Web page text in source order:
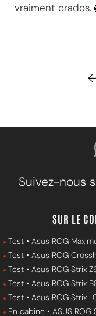
vraiment crados.
←
Suivez-nous
SUR LE
Test • Asus ROG
Test • Asus ROG
Test • Asus ROG Strix
Test • Asus ROG Strix
Test • Asus ROG Strix
En cabine • ASUS